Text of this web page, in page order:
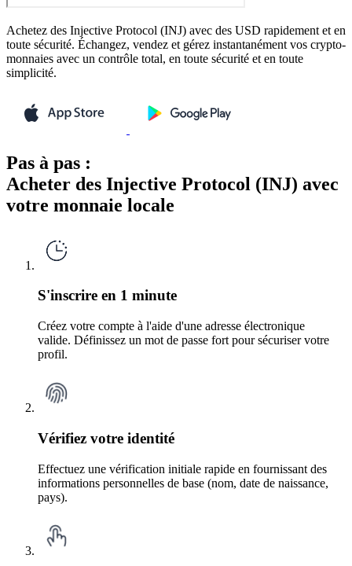
Achetez des Injective Protocol (INJ) avec des USD rapidement et en
toute sécurité. Échangez, vendez et gérez instantanément vos crypto-
monnaies avec un contrôle total, en toute sécurité et en toute
simplicité.
Pas à pas :
Acheter des Injective Protocol (INJ) avec
votre monnaie locale
S'inscrire en 1 minute
Créez votre compte à l'aide d'une adresse électronique
valide. Définissez un mot de passe fort pour sécuriser votre
profil.
Vérifiez votre identité
Effectuez une vérification initiale rapide en fournissant des
informations personnelles de base (nom, date de naissance,
pays).